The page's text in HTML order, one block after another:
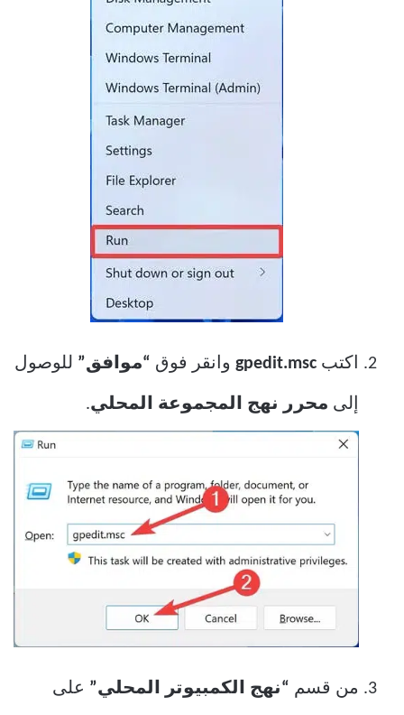
اكتب gpedit.msc وانقر فوق “موافق” للوصول
إلى محرر نهج المجموعة المحلي.
من قسم “نهج الكمبيوتر المحلي” على